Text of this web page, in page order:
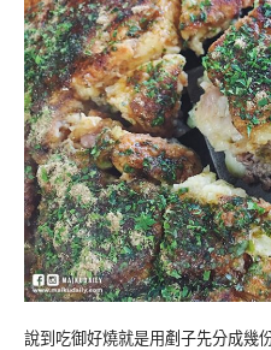
說到吃御好燒就是用剷子先分成幾